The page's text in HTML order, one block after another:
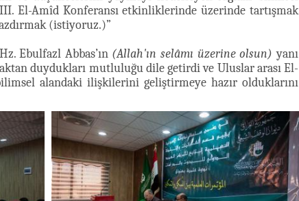
El-Amîd Konferansı etkinliklerinde üzerinde tartışmak
(istiyoruz.)”
Ebulfazl Abbas’ın (Allah'ın selâmı üzerine olsun) yanı
duydukları mutluluğu dile getirdi ve Uluslar arası El-
alandaki ilişkilerini geliştirmeye hazır olduklarını